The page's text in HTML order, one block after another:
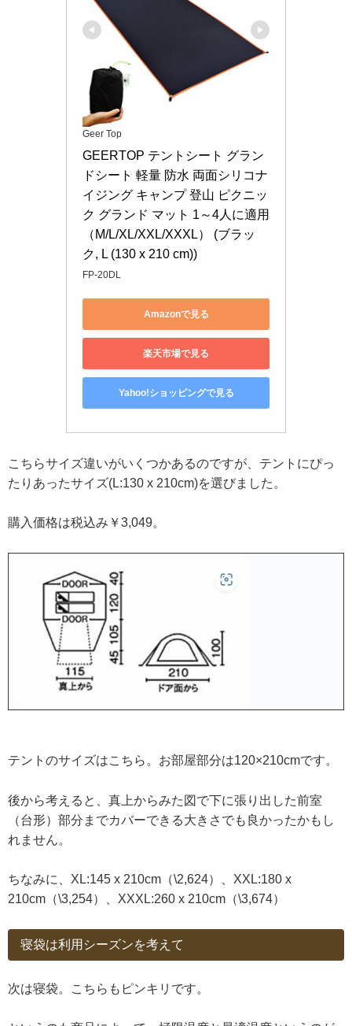
Geer Top
GEERTOP テントシート グラン
ドシート 軽量 防水 両面シリコナ
イジング キャンプ 登山 ピクニッ
ク グランド マット 1～4人に適用
（M/L/XL/XXL/XXXL） (ブラッ
ク, L (130 x 210 cm))
FP-20DL
Amazonで見る
楽天市場で見る
Yahoo!ショッピングで見る
こちらサイズ違いがいくつかあるのですが、テントにぴっ
たりあったサイズ(L:130 x 210cm)を選びました。
購入価格は税込み￥3,049。
テントのサイズはこちら。お部屋部分は120×210cmです。
後から考えると、真上からみた図で下に張り出した前室
（台形）部分までカバーできる大きさでも 良かったかもし
れません。
ちなみに、XL:145 x 210cm（\2,624）、XXL:180 x
210cm（\3,254）、XXXL:260 x 210cm（\3,674）
寝袋は利用シーズンを考えて
次は寝袋。こちらもピンキリです。